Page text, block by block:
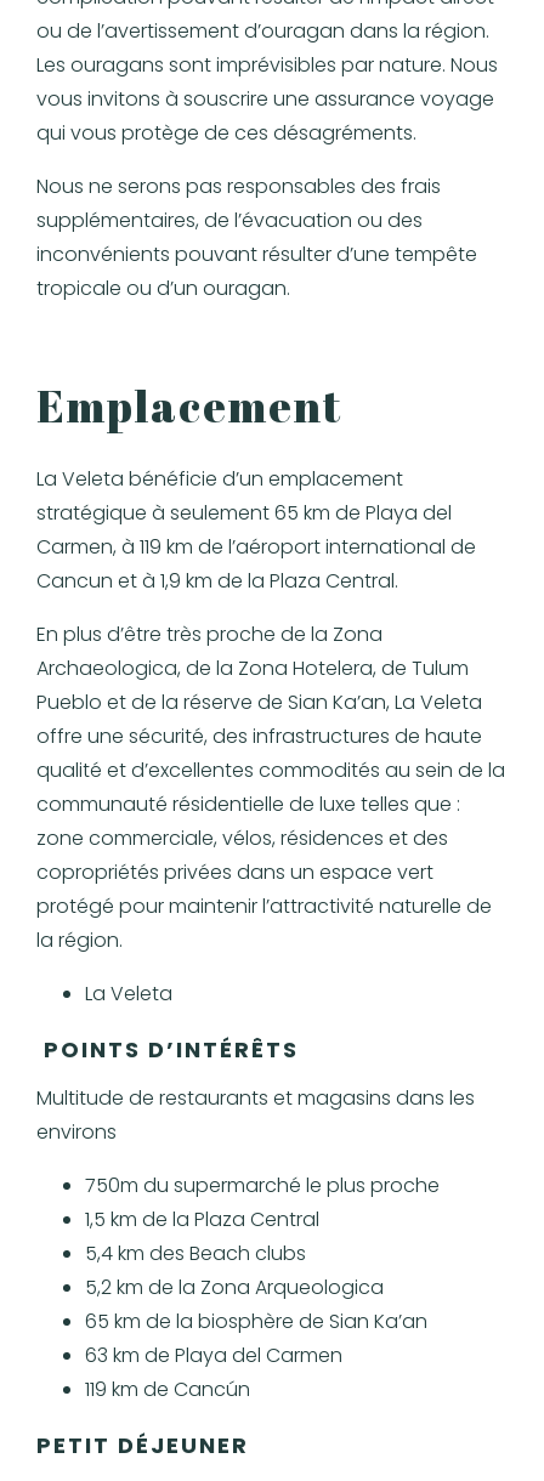
ou de l’avertissement d’ouragan dans la région.
Les ouragans sont imprévisibles par nature. Nous
vous invitons à souscrire une assurance voyage
qui vous protège de ces désagréments.
Nous ne serons pas responsables des frais
supplémentaires, de l’évacuation ou des
inconvénients pouvant résulter d’une tempête
tropicale ou d’un ouragan.
Emplacement
La Veleta bénéficie d’un emplacement
stratégique à seulement 65 km de Playa del
Carmen, à 119 km de l’aéroport international de
Cancun et à 1,9 km de la Plaza Central.
En plus d’être très proche de la Zona
Archaeologica, de la Zona Hotelera, de Tulum
Pueblo et de la réserve de Sian Ka’an, La Veleta
offre une sécurité, des infrastructures de haute
qualité et d’excellentes commodités au sein de la
communauté résidentielle de luxe telles que :
zone commerciale, vélos, résidences et des
copropriétés privées dans un espace vert
protégé pour maintenir l’attractivité naturelle de
la région.
La Veleta
POINTS D’INTÉRÊTS
Multitude de restaurants et magasins dans les
environs
750m du supermarché le plus proche
1,5 km de la Plaza Central
5,4 km des Beach clubs
5,2 km de la Zona Arqueologica
65 km de la biosphère de Sian Ka’an
63 km de Playa del Carmen
119 km de Cancún
PETIT DÉJEUNER